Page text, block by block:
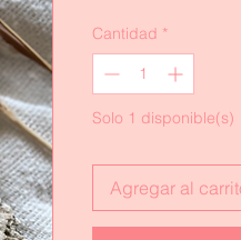
Cantidad *
Solo 1 disponible(s)
Agregar al